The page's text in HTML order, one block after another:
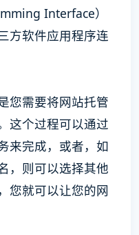
Interface）
方软件应用程序连
您需要将网站托管
这个过程可以通过
来完成，或者，如
，则可以选择其他
您就可以让您的网